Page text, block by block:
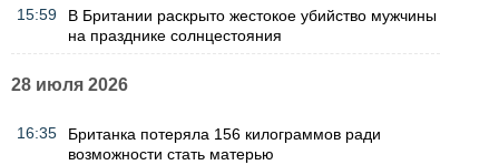
15:59
В Британии раскрыто жестокое убийство мужчины
на празднике солнцестояния
28 июля 2026
16:35
Британка потеряла 156 килограммов ради
возможности стать матерью